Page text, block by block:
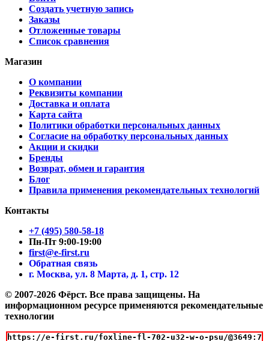
Создать учетную запись
Заказы
Отложенные товары
Список сравнения
Магазин
О компании
Реквизиты компании
Доставка и оплата
Карта сайта
Политики обработки персональных данных
Согласие на обработку персональных данных
Акции и скидки
Бренды
Возврат, обмен и гарантия
Блог
Правила применения рекомендательных технологий
Контакты
+7 (495) 580-58-18
Пн-Пт 9:00-19:00
first@e-first.ru
Обратная связь
г. Москва, ул. 8 Марта, д. 1, стр. 12
© 2007-2026 Фёрст. Все права защищены. На
информационном ресурсе применяются рекомендательные
технологии
https://e-first.ru/foxline-fl-702-u32-w-o-psu/@3649:7